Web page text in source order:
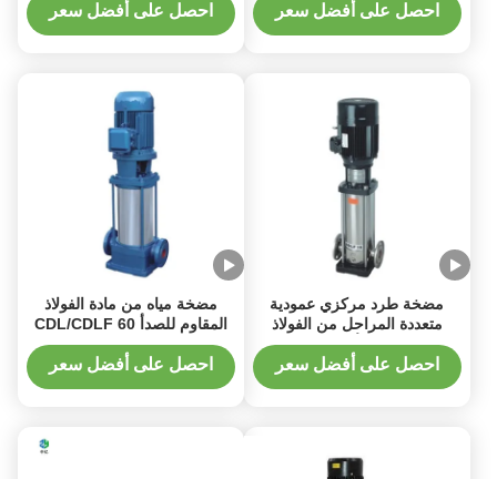
ختم ميكانيكي مقاوم للتآكل
احصل على أفضل سعر
متعددة المراحل
احصل على أفضل سعر
مضخة طرد مركزي عمودية
متعددة المراحل من الفولاذ
المقاوم للصدأ CDL/QDLF
احصل على أفضل سعر
مضخة مياه من مادة الفولاذ
المقاوم للصدأ CDL/CDLF 60
هرتز
احصل على أفضل سعر